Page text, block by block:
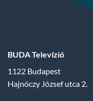
BUDA Televízió
1122 Budapest
Hajnóczy József utca 2.